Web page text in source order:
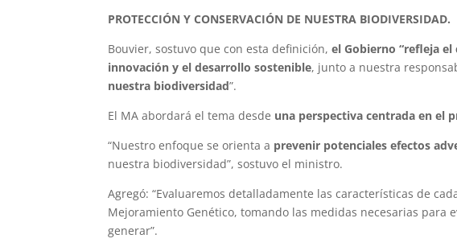
PROTECCIÓN Y CONSERVACIÓN DE NUESTRA BIODIVERSIDAD.
Bouvier, sostuvo que con esta definición,el Gobierno “refleja
innovación y el desarrollo sostenible, junto a nuestra
nuestra biodiversidad”.
El MA abordará el tema desde una perspectiva centrada en el
“Nuestro enfoque se orienta a prevenir potenciales efectos
nuestra biodiversidad”, sostuvo el ministro.
Agregó: “Evaluaremos detalladamente las características de
Mejoramiento Genético, tomando las medidas necesarias
generar”.